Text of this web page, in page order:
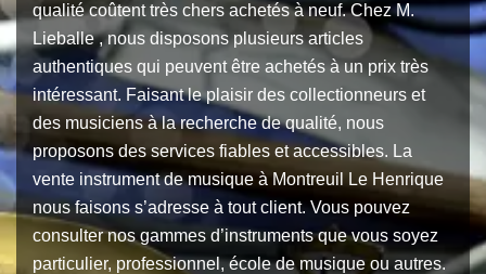
qualité coûtent très chers achetés à neuf. Chez M.
Lieballe , nous disposons plusieurs articles
authentiques qui peuvent être achetés à un prix très
intéressant. Faisant le plaisir des collectionneurs et
des musiciens à la recherche de qualité, nous
proposons des services fiables et accessibles. La
vente instrument de musique à Montreuil Le Henrique
nous faisons s’adresse à tout client. Vous pouvez
consulter nos gammes d’instruments que vous soyez
particulier, professionnel, école de musique ou autres.